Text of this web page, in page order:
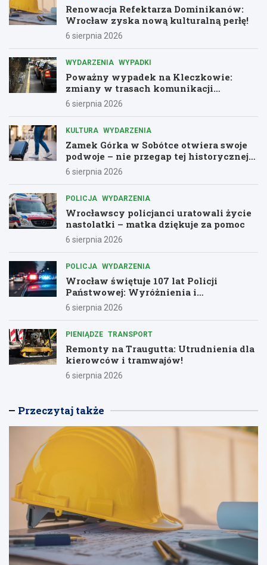
Renowacja Refektarza Dominikanów:
Wrocław zyska nową kulturalną perłę!
6 sierpnia 2026
WYDARZENIA WYPADKI
Poważny wypadek na Kleczkowie:
zmiany w trasach komunikacji
miejskiej
6 sierpnia 2026
KULTURA WYDARZENIA
Zamek Górka w Sobótce otwiera swoje
podwoje – nie przegap tej historycznej
przygody!
6 sierpnia 2026
POLICJA WYDARZENIA
Wrocławscy policjanci uratowali życie
nastolatki – matka dziękuje za pomoc
6 sierpnia 2026
POLICJA WYDARZENIA
Wrocław świętuje 107 lat Policji
Państwowej: Wyróżnienia i
podziękowania dla bohaterów służby
6 sierpnia 2026
PIENIĄDZE TRANSPORT
Remonty na Traugutta: Utrudnienia dla
kierowców i tramwajów!
6 sierpnia 2026
Przeczytaj także